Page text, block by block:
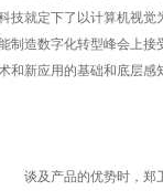
技就定下了以计算机视觉
制造数字化转型峰会上接
和新应用的基础和底层感
谈及产品的优势时，郑卫